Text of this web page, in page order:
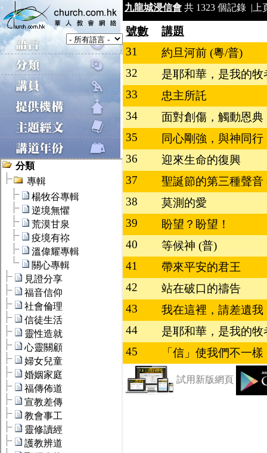
九龍城浸信會 共 1323 個記錄 | 上
號數
講題
31
約旦河前 (粵/普)
32
是耶和華，是我的
33
忠主所託
34
面對創傷，觸動恩典
35
同心剛強，與神同行
36
迎來生命的復興
37
聖誕節的第三種聲音
38
莫測的愛
39
盼望？盼望！
40
等候神 (普)
41
帶來平安的君王
42
站在破口的禱告
43
我在這裡，請差遺我
44
是耶和華，是我的
45
「信」使我們不一樣
試用新版網頁